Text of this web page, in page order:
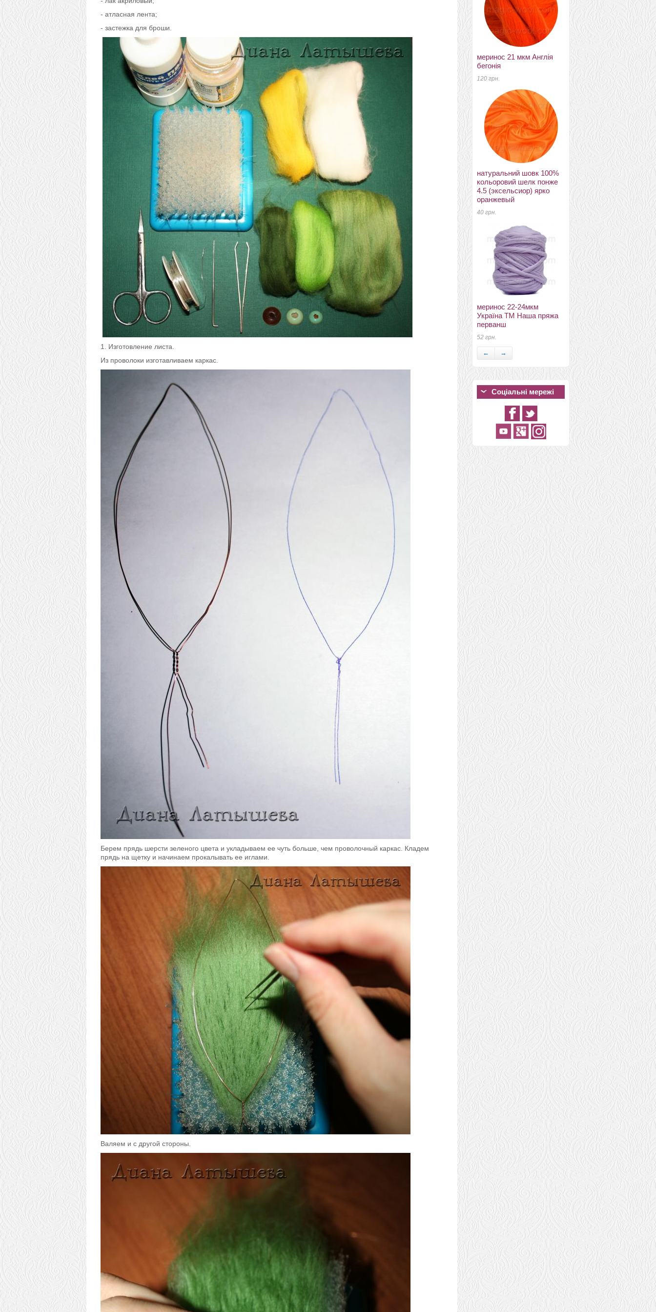
меринос 21 мкм Англія
бегонія
120 грн.
натуральний шовк 100%
кольоровий шелк понже
4.5 (эксельсиор) ярко
оранжевый
40 грн.
меринос 22-24мкм
Україна ТМ Наша пряжа
перванш
52 грн.
стрічки шовка сарі №24
12 грн.
бленд Galaxy
180 грн.
меринос 18-19мкм DHG
Італія сієна
27 грн.
← →
Соціальні мережі
- атласная лента;
- застежка для броши.
1. Изготовление листа.
Из проволоки изготавливаем каркас.
Берем прядь шерсти зеленого цвета и укладываем ее чуть больше, чем проволочный каркас. Кладем
прядь на щетку и начинаем прокалывать ее иглами.
Валяем и с другой стороны.